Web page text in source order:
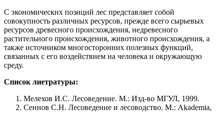
С экономических позиций лес представляет собой
совокупность различных ресурсов, прежде всего сырьевых
ресурсов древесного происхождения, недревесного
растительного происхождения, животного происхождения, а
также источником многосторонних полезных функций,
связанных с его воздействием на человека и окружающую
среду.
Список лиетратуры:
Мелехов И.С. Лесоведение. М.: Изд-во МГУЛ, 1999.
Сеннов С.Н. Лесоведение и лесоводство. М.: Akademia,